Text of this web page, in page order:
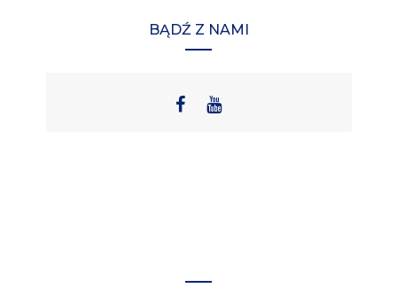
BĄDŹ Z NAMI